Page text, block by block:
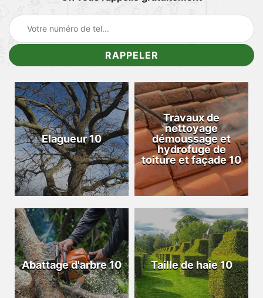
Elagueur 10
Travaux de
nettoyage
démoussage et
hydrofuge de
toiture et façade 10
Abattage d'arbre 10 Taille de haie 10